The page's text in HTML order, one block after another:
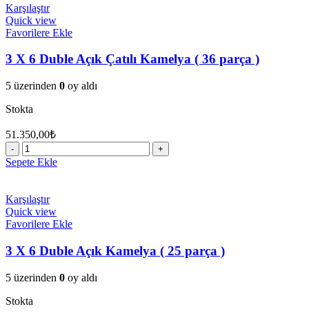
7
Atkılı
Açık
adet
Karşılaştır
Quick view
Favorilere Ekle
3 X 6 Duble Açık Çatılı Kamelya ( 36 parça )
5 üzerinden 0 oy aldı
Stokta
51.350,00₺
3
X
Açık
Çatılı
Kamelya
36
parça
adet
Sepete Ekle
Karşılaştır
Quick view
Favorilere Ekle
3 X 6 Duble Açık Kamelya ( 25 parça )
5 üzerinden 0 oy aldı
Stokta